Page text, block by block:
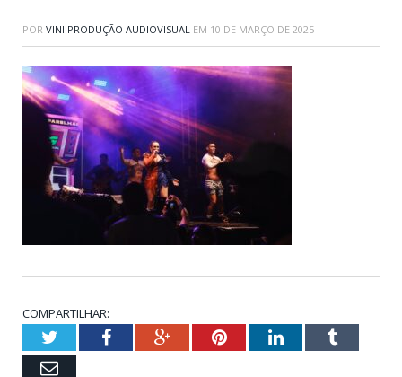
POR VINI PRODUÇÃO AUDIOVISUAL EM 10 DE MARÇO DE 2025
COMPARTILHAR:
TwitterFacebookGoogle+PinterestLinkedInTumblr
Email